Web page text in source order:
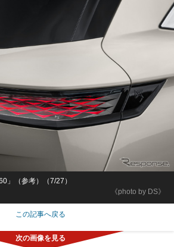
《photo by DS》
」（参考）（7/27）
この記事へ戻る